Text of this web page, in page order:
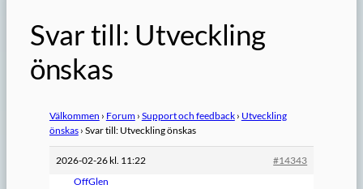
Svar till: Utveckling
önskas
Välkommen › Forum › Support och feedback › Utveckling
önskas › Svar till: Utveckling önskas
2026-02-26 kl. 11:22
#14343
OffGlen